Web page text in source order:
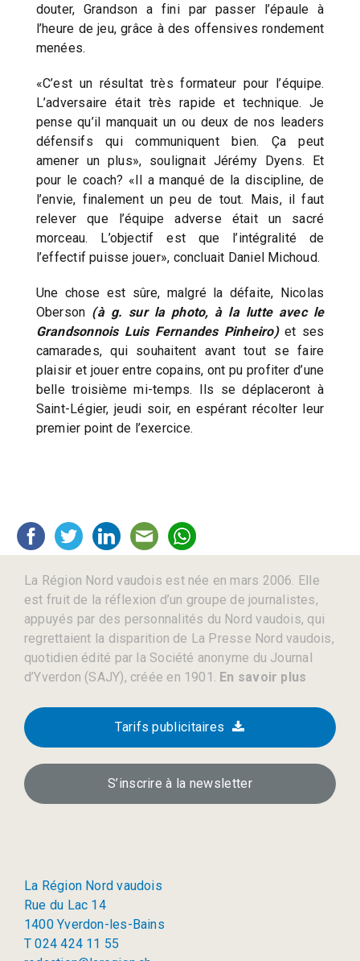
douter, Grandson a fini par passer l’épaule à
l’heure de jeu, grâce à des offensives rondement
menées.
«C’est un résultat très formateur pour l’équipe.
L’adversaire était très rapide et technique. Je
pense qu’il manquait un ou deux de nos leaders
défensifs qui communiquent bien. Ça peut
amener un plus», soulignait Jérémy Dyens. Et
pour le coach? «Il a manqué de la discipline, de
l’envie, finalement un peu de tout. Mais, il faut
relever que l’équipe adverse était un sacré
morceau. L’objectif est que l’intégralité de
l’effectif puisse jouer», concluait Daniel Michoud.
Une chose est sûre, malgré la défaite, Nicolas
Oberson (à g. sur la photo, à la lutte avec le
Grandsonnois Luis Fernandes Pinheiro)et ses
camarades, qui souhaitent avant tout se faire
plaisir et jouer entre copains, ont pu profiter d’une
belle troisième mi-temps. Ils se déplaceront à
Saint-Légier, jeudi soir, en espérant récolter leur
premier point de l’exercice.
La Région Nord vaudois est née en mars 2006. Elle
est fruit de la réflexion d’un groupe de journalistes,
appuyés par des personnalités du Nord vaudois, qui
regrettaient la disparition de La Presse Nord vaudois,
quotidien édité par la Société anonyme du Journal
d’Yverdon (SAJY), créée en 1901. En savoir plus
Tarifs publicitaires
S’inscrire à la newsletter
La Région Nord vaudois
Rue du Lac 14
1400 Yverdon-les-Bains
T 024 424 11 55